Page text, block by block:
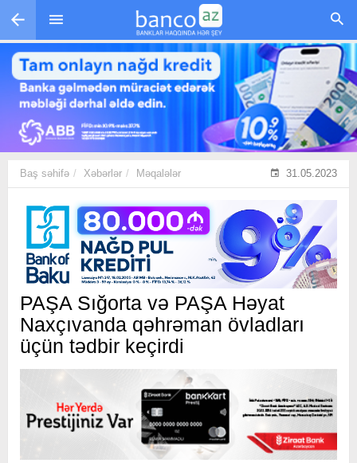
Skip to main content
Baş səhifə Xəbərlər Məqalələr 31.05.2023
PAŞA Sığorta və PAŞA Həyat
Naxçıvanda qəhrəman övladları
üçün tədbir keçirdi